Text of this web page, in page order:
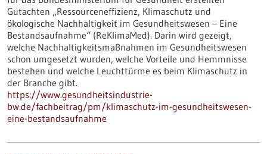
Gutachten „Ressourceneffizienz, Klimaschutz und
ökologische Nachhaltigkeit im Gesundheitswesen – Eine
Bestandsaufnahme“ (ReKlimaMed). Darin wird gezeigt,
welche Nachhaltigkeitsmaßnahmen im Gesundheitswesen
schon umgesetzt wurden, welche Vorteile und Hemmnisse
bestehen und welche Leuchttürme es beim Klimaschutz in
der Branche gibt.
https://www.gesundheitsindustrie-
bw.de/fachbeitrag/pm/klimaschutz-im-gesundheitswesen-
eine-bestandsaufnahme